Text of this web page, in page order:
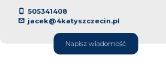
505341408
jacek@4katyszczecin.pl
Napisz wiadomość